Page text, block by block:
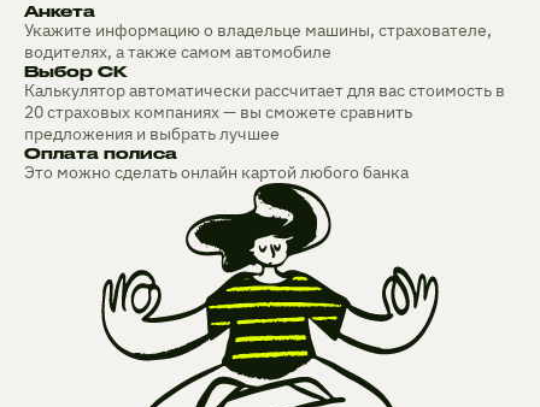
Анкета
Укажите информацию о владельце машины, страхователе,
водителях, а также самом автомобиле
Выбор СК
Калькулятор автоматически рассчитает для вас стоимость в
20 страховых компаниях — вы сможете сравнить
предложения и выбрать лучшее
Оплата полиса
Это можно сделать онлайн картой любого банка